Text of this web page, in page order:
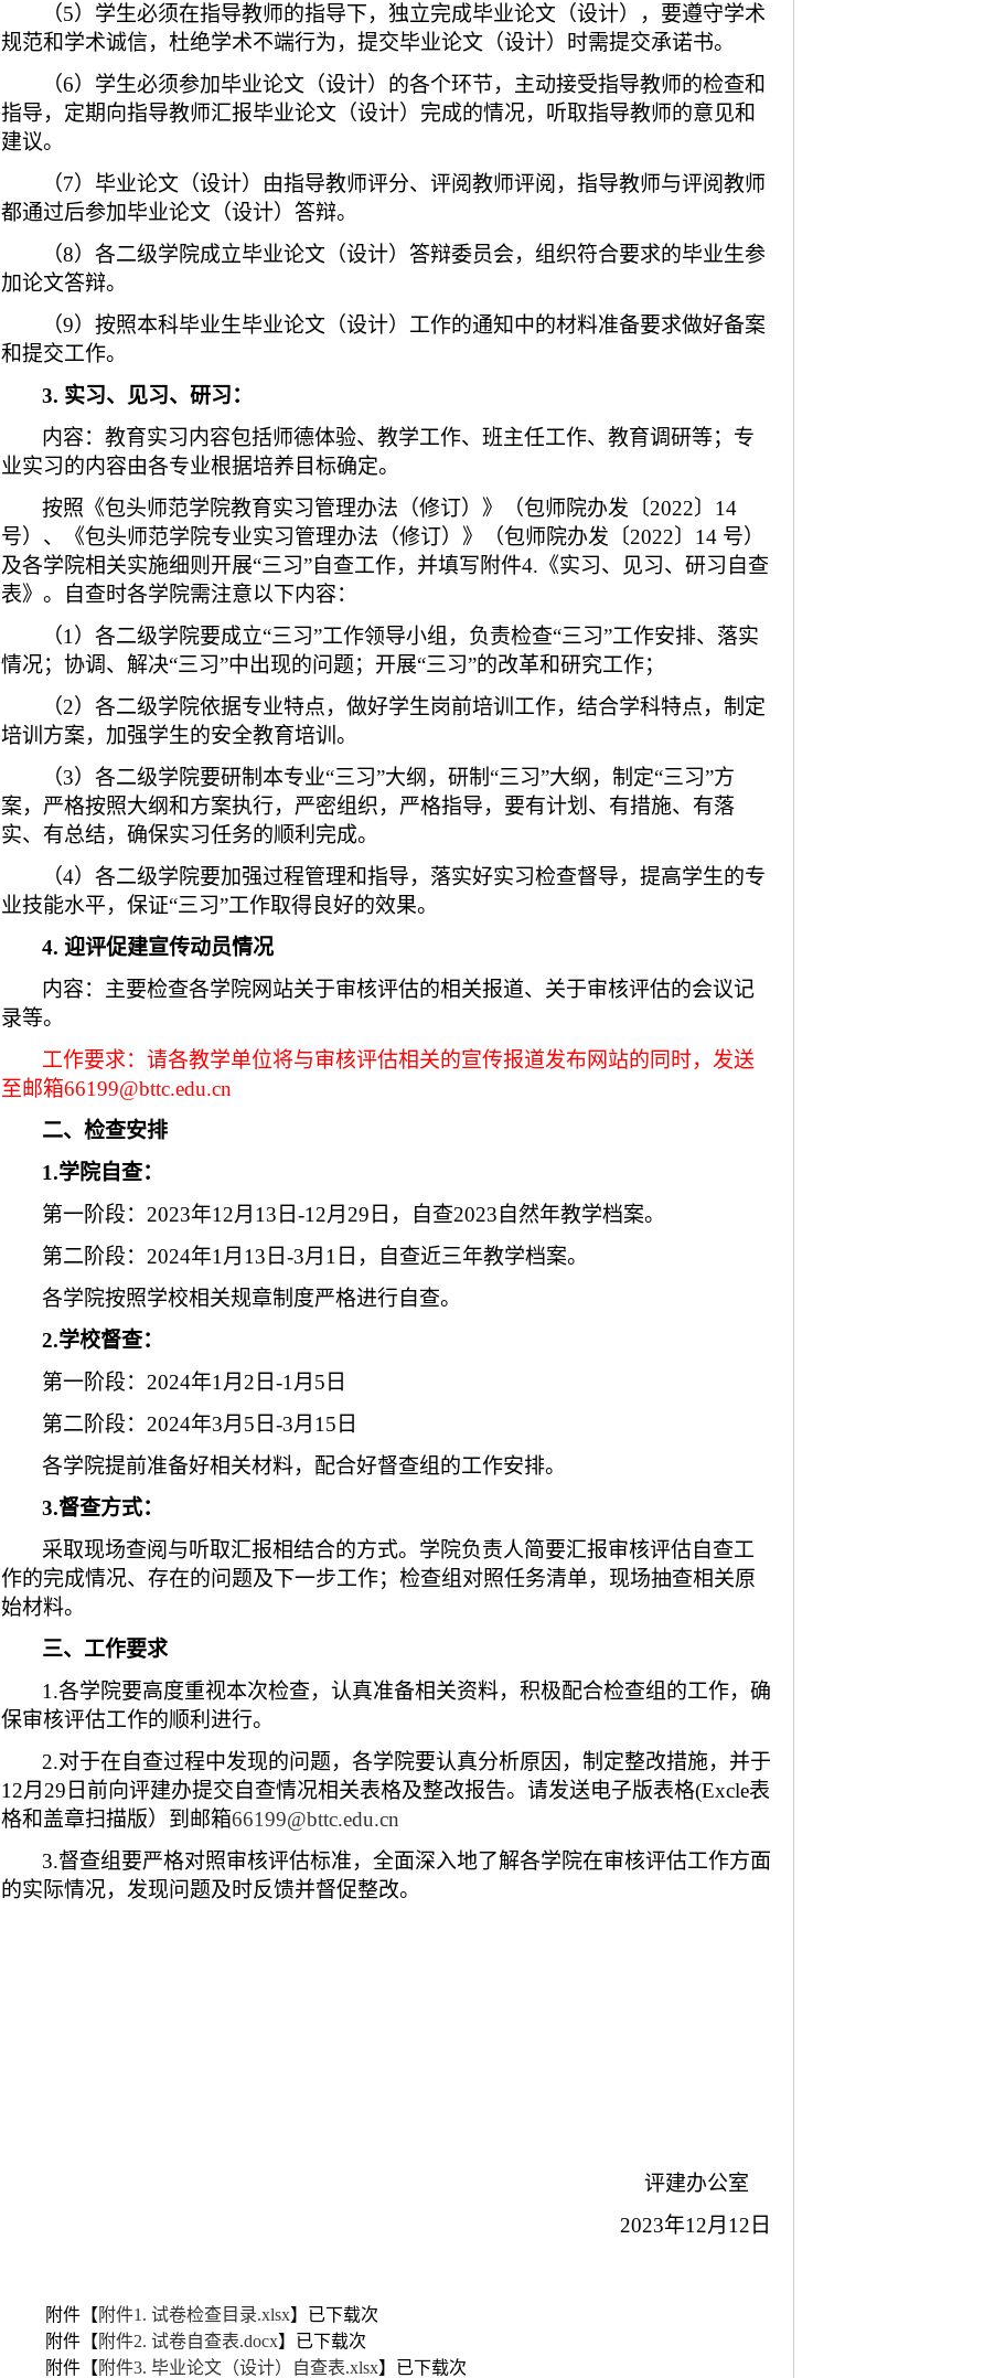
（5）学生必须在指导教师的指导下，独立完成毕业论文（设计），要遵守学术
规范和学术诚信，杜绝学术不端行为，提交毕业论文（设计）时需提交承诺书。
（6）学生必须参加毕业论文（设计）的各个环节，主动接受指导教师的检查和
指导，定期向指导教师汇报毕业论文（设计）完成的情况，听取指导教师的意见和
建议。
（7）毕业论文（设计）由指导教师评分、评阅教师评阅，指导教师与评阅教师
都通过后参加毕业论文（设计）答辩。
（8）各二级学院成立毕业论文（设计）答辩委员会，组织符合要求的毕业生参
加论文答辩。
（9）按照本科毕业生毕业论文（设计）工作的通知中的材料准备要求做好备案
和提交工作。
3. 实习、见习、研习：
内容：教育实习内容包括师德体验、教学工作、班主任工作、教育调研等；专
业实习的内容由各专业根据培养目标确定。
按照《包头师范学院教育实习管理办法（修订）》（包师院办发〔2022〕14
号）、《包头师范学院专业实习管理办法（修订）》（包师院办发〔2022〕14 号）
及各学院相关实施细则开展“三习”自查工作，并填写附件4.《实习、见习、研习自查
表》。自查时各学院需注意以下内容：
（1）各二级学院要成立“三习”工作领导小组，负责检查“三习”工作安排、落实
情况；协调、解决“三习”中出现的问题；开展“三习”的改革和研究工作；
（2）各二级学院依据专业特点，做好学生岗前培训工作，结合学科特点，制定
培训方案，加强学生的安全教育培训。
（3）各二级学院要研制本专业“三习”大纲，研制“三习”大纲，制定“三习”方
案，严格按照大纲和方案执行，严密组织，严格指导，要有计划、有措施、有落
实、有总结，确保实习任务的顺利完成。
（4）各二级学院要加强过程管理和指导，落实好实习检查督导，提高学生的专
业技能水平，保证“三习”工作取得良好的效果。
4. 迎评促建宣传动员情况
内容：主要检查各学院网站关于审核评估的相关报道、关于审核评估的会议记
录等。
工作要求：请各教学单位将与审核评估相关的宣传报道发布网站的同时，发送
至邮箱66199@bttc.edu.cn
二、检查安排
1.学院自查：
第一阶段：2023年12月13日-12月29日，自查2023自然年教学档案。
第二阶段：2024年1月13日-3月1日，自查近三年教学档案。
各学院按照学校相关规章制度严格进行自查。
2.学校督查：
第一阶段：2024年1月2日-1月5日
第二阶段：2024年3月5日-3月15日
各学院提前准备好相关材料，配合好督查组的工作安排。
3.督查方式：
采取现场查阅与听取汇报相结合的方式。学院负责人简要汇报审核评估自查工
作的完成情况、存在的问题及下一步工作；检查组对照任务清单，现场抽查相关原
始材料。
三、工作要求
1.各学院要高度重视本次检查，认真准备相关资料，积极配合检查组的工作，确
保审核评估工作的顺利进行。
2.对于在自查过程中发现的问题，各学院要认真分析原因，制定整改措施，并于
12月29日前向评建办提交自查情况相关表格及整改报告。请发送电子版表格(Excle表
格和盖章扫描版）到邮箱66199@bttc.edu.cn
3.督查组要严格对照审核评估标准，全面深入地了解各学院在审核评估工作方面
的实际情况，发现问题及时反馈并督促整改。
评建办公室
2023年12月12日
附件【 附件1. 试卷检查目录.xlsx】已下载次
附件【 附件2. 试卷自查表.docx】已下载次
附件【 附件3. 毕业论文（设计）自查表.xlsx】已下载次